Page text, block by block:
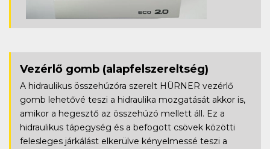
Vezérlő gomb (alapfelszereltség)
A hidraulikus összehúzóra szerelt HÜRNER vezérlő
gomb lehetővé teszi a hidraulika mozgatását akkor is,
amikor a hegesztő az összehúzó mellett áll. Ez a
hidraulikus tápegység és a befogott csövek közötti
felesleges járkálást elkerülve kényelmessé teszi a